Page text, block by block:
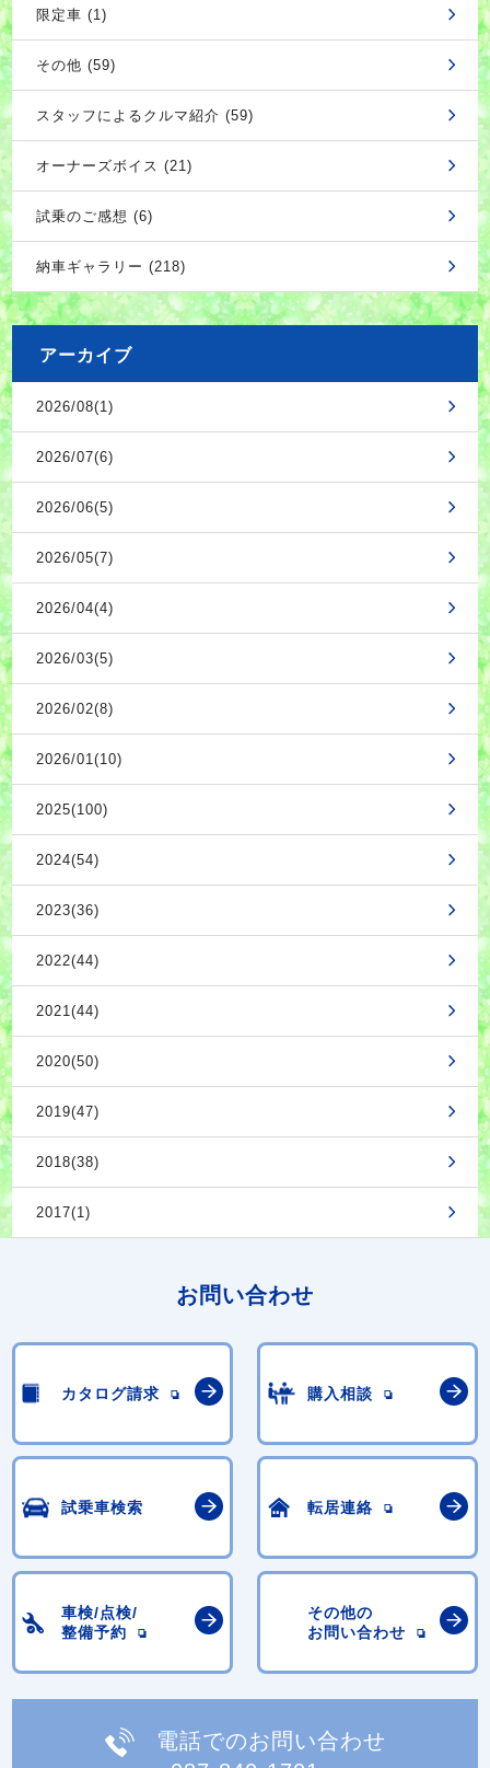
限定車 (1)
その他 (59)
スタッフによるクルマ紹介 (59)
オーナーズボイス (21)
試乗のご感想 (6)
納車ギャラリー (218)
アーカイブ
2026/08(1)
2026/07(6)
2026/06(5)
2026/05(7)
2026/04(4)
2026/03(5)
2026/02(8)
2026/01(10)
2025(100)
2024(54)
2023(36)
2022(44)
2021(44)
2020(50)
2019(47)
2018(38)
2017(1)
お問い合わせ
カタログ請求 購入相談
試乗車検索 転居連絡
車検/点検/
整備予約
その他の
お問い合わせ
電話でのお問い合わせ